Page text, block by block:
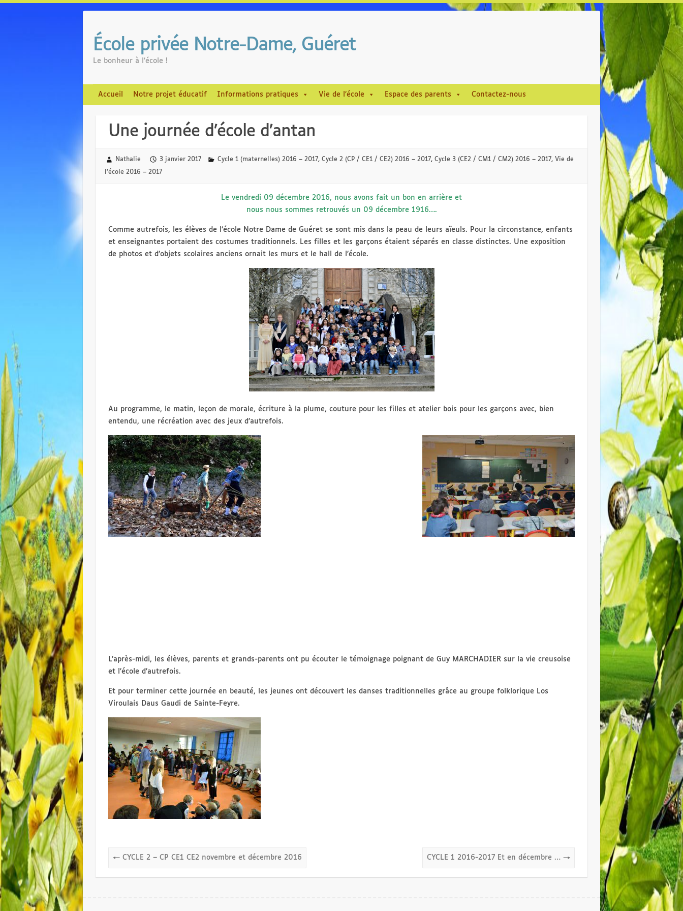
École privée Notre-Dame, Guéret
Le bonheur à l'école !
Accueil Notre projet éducatif Informations pratiques Vie de l’école Espace des parents Contactez-nous
Une journée d’école d’antan
Nathalie 3 janvier 2017 Cycle 1 (maternelles) 2016 – 2017, Cycle 2 (CP / CE1 / CE2) 2016 – 2017, Cycle 3 (CE2 / CM1 / CM2) 2016 – 2017, Vie de
l’école 2016 – 2017
Le vendredi 09 décembre 2016, nous avons fait un bon en arrière et
nous nous sommes retrouvés un 09 décembre 1916….
Comme autrefois, les élèves de l’école Notre Dame de Guéret se sont mis dans la peau de leurs aïeuls. Pour la circonstance, enfants
et enseignantes portaient des costumes traditionnels. Les filles et les garçons étaient séparés en classe distinctes. Une exposition
de photos et d’objets scolaires anciens ornait les murs et le hall de l’école.
Au programme, le matin, leçon de morale, écriture à la plume, couture pour les filles et atelier bois pour les garçons avec, bien
entendu, une récréation avec des jeux d’autrefois.
L’après-midi, les élèves, parents et grands-parents ont pu écouter le témoignage poignant de Guy MARCHADIER sur la vie creusoise
et l’école d’autrefois.
Et pour terminer cette journée en beauté, les jeunes ont découvert les danses traditionnelles grâce au groupe folklorique Los
Viroulais Daus Gaudi de Sainte-Feyre.
←CYCLE 2 – CP CE1 CE2 novembre et décembre 2016 CYCLE 1 2016-2017 Et en décembre …→